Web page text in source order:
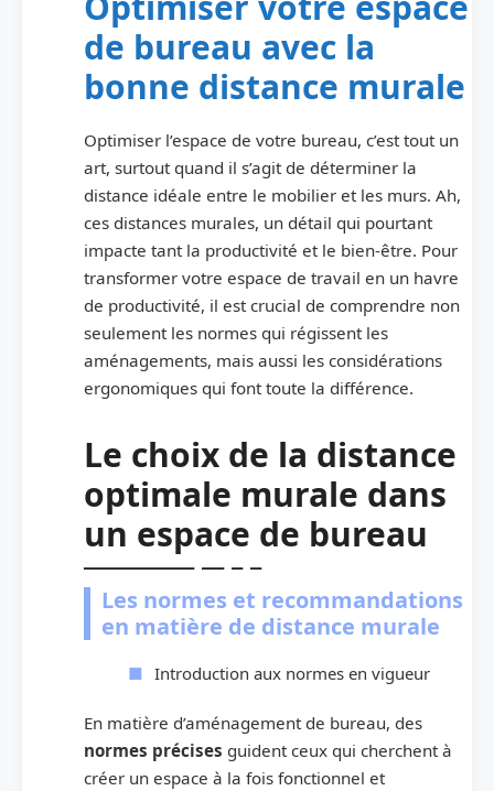
de bureau avec la
bonne distance murale
Optimiser l’espace de votre bureau, c’est tout un
art, surtout quand il s’agit de déterminer la
distance idéale entre le mobilier et les murs. Ah,
ces distances murales, un détail qui pourtant
impacte tant la productivité et le bien-être. Pour
transformer votre espace de travail en un havre
de productivité, il est crucial de comprendre non
seulement les normes qui régissent les
aménagements, mais aussi les considérations
ergonomiques qui font toute la différence.
Le choix de la distance
optimale murale dans
un espace de bureau
Les normes et recommandations
en matière de distance murale
Introduction aux normes en vigueur
En matière d’aménagement de bureau, des
normes précises guident ceux qui cherchent à
créer un espace à la fois fonctionnel et